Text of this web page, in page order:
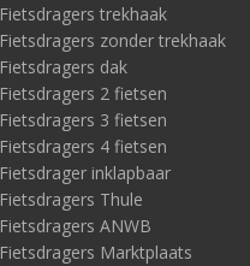
Fietsdragers trekhaak
Fietsdragers zonder trekhaak
Fietsdragers dak
Fietsdragers 2 fietsen
Fietsdragers 3 fietsen
Fietsdragers 4 fietsen
Fietsdrager inklapbaar
Fietsdragers Thule
Fietsdragers ANWB
Fietsdragers Marktplaats